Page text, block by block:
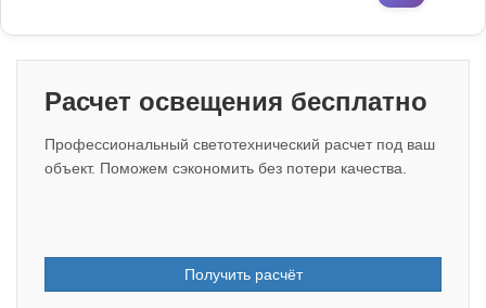
Расчет освещения бесплатно
Профессиональный светотехнический расчет под ваш
объект. Поможем сэкономить без потери качества.
Получить расчёт